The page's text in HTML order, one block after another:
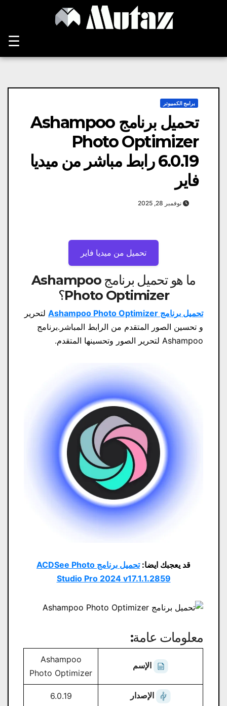
☰
برامج الكمبيوتر
تحميل برنامج Ashampoo
Photo Optimizer
6.0.19 رابط مباشر من ميديا
​​فاير
نوفمبر 28, 2025
تحميل من ميديا ​​فاير
ما هو تحميل برنامج Ashampoo
Photo Optimizer؟
تحميل برنامج Ashampoo Photo Optimizer
لتحرير
و تحسين الصور المتقدم من الرابط المباشر.برنامج
Ashampoo لتحرير الصور وتحسينها المتقدم.
قد يعجبك ايضا:
تحميل برنامج ACDSee Photo
Studio Pro 2024 v17.1.1.2859
معلومات عامة:
الإسم
Ashampoo
Photo Optimizer
الإصدار 6.0.19